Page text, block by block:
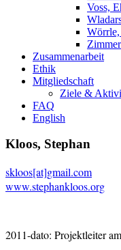
Voss,
Zusammenarbeit
Ethik
Mitgliedschaft
Ziele &
FAQ
English
Kloos, Stephan
skloos[at]gmail.com
www.stephankloos.org
2011-dato: Projektleiter